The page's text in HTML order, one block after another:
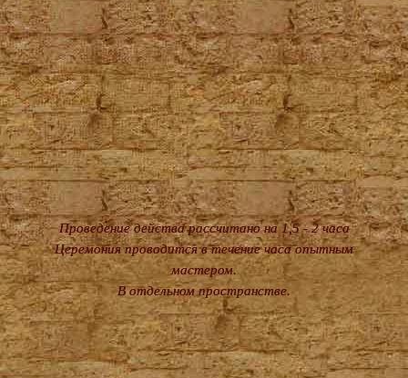
Проведение действа рассчитано на 1,5 - 2 часа
Церемония проводится в течение часа опытным
мастером.
В отдельном пространстве.